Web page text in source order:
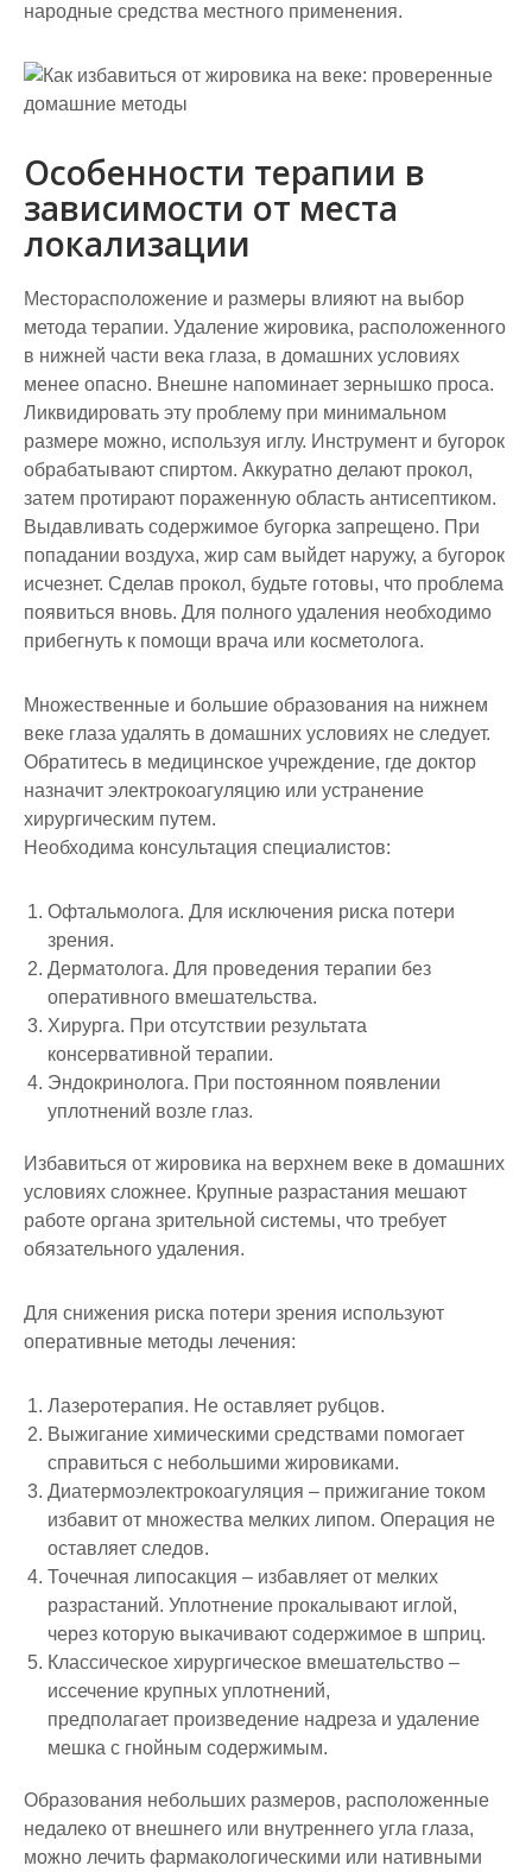
народные средства местного применения.
Особенности терапии в
зависимости от места
локализации
Месторасположение и размеры влияют на выбор
метода терапии. Удаление жировика, расположенного
в нижней части века глаза, в домашних условиях
менее опасно. Внешне напоминает зернышко проса.
Ликвидировать эту проблему при минимальном
размере можно, используя иглу. Инструмент и бугорок
обрабатывают спиртом. Аккуратно делают прокол,
затем протирают пораженную область антисептиком.
Выдавливать содержимое бугорка запрещено. При
попадании воздуха, жир сам выйдет наружу, а бугорок
исчезнет. Сделав прокол, будьте готовы, что проблема
появиться вновь. Для полного удаления необходимо
прибегнуть к помощи врача или косметолога.
Множественные и большие образования на нижнем
веке глаза удалять в домашних условиях не следует.
Обратитесь в медицинское учреждение, где доктор
назначит электрокоагуляцию или устранение
хирургическим путем.
Необходима консультация специалистов:
Офтальмолога. Для исключения риска потери
зрения.
Дерматолога. Для проведения терапии без
оперативного вмешательства.
Хирурга. При отсутствии результата
консервативной терапии.
Эндокринолога. При постоянном появлении
уплотнений возле глаз.
Избавиться от жировика на верхнем веке в домашних
условиях сложнее. Крупные разрастания мешают
работе органа зрительной системы, что требует
обязательного удаления.
Для снижения риска потери зрения используют
оперативные методы лечения:
Лазеротерапия. Не оставляет рубцов.
Выжигание химическими средствами помогает
справиться с небольшими жировиками.
Диатермоэлектрокоагуляция – прижигание током
избавит от множества мелких липом. Операция не
оставляет следов.
Точечная липосакция – избавляет от мелких
разрастаний. Уплотнение прокалывают иглой,
через которую выкачивают содержимое в шприц.
Классическое хирургическое вмешательство –
иссечение крупных уплотнений,
предполагает произведение надреза и удаление
мешка с гнойным содержимым.
Образования небольших размеров, расположенные
недалеко от внешнего или внутреннего угла глаза,
можно лечить фармакологическими или нативными